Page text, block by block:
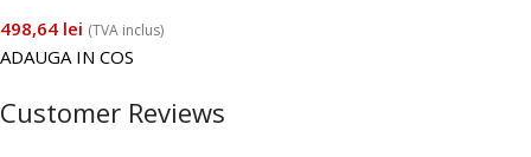
498,64 lei (TVA inclus)
ADAUGA IN COS
Customer Reviews